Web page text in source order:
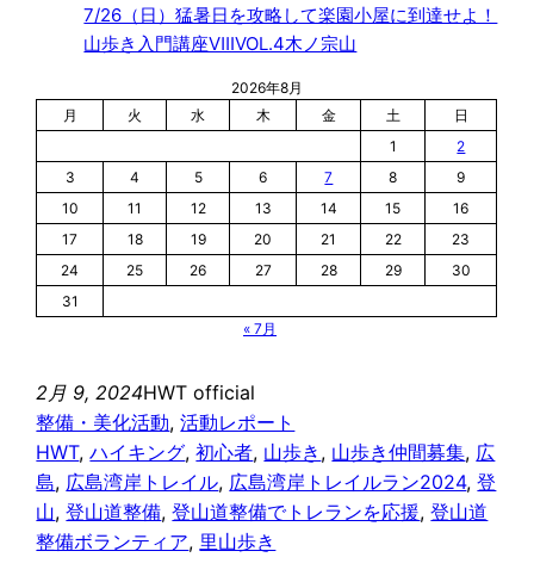
7/26（日）猛暑日を攻略して楽園小屋に到達せよ！
山歩き入門講座ⅧVOL.4木ノ宗山
2026年8月
月
火 水 木 金 土
日
1
2
3
4 5 6 7 8
9
10
11 12 13 14 15
16
17
18 19 20 21 22
23
24
25 26 27 28 29
30
31
« 7月
2月 9, 2024HWT official
整備・美化活動, 活動レポート
HWT, ハイキング, 初心者, 山歩き , 山歩き仲間募集, 広
島, 広島湾岸トレイル, 広島湾岸トレイルラン2024, 登
山, 登山道整備, 登山道整備でトレランを応援, 登山道
整備ボランティア, 里山歩き